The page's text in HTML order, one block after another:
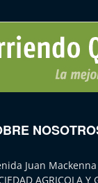
Juan
AGRICOLA Y